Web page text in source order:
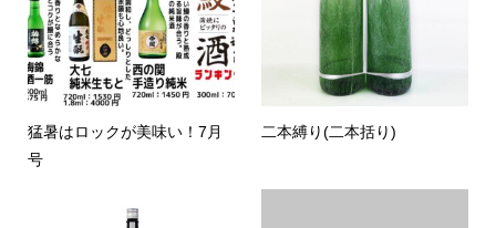
猛暑はロックが美味い！7月
号
二本縛り(二本括り)